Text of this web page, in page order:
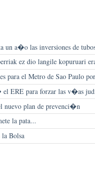
un a�o las inversiones de
ez dio langile kopuruari
para el Metro de Sao Paulo
ERE para forzar las v�as
nuevo plan de prevenci�n
la pata...
la Bolsa